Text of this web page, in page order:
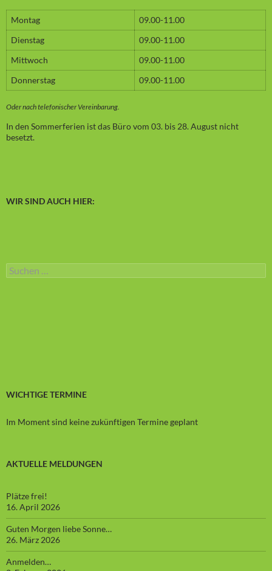
Montag
09.00-11.00
Dienstag
09.00-11.00
Mittwoch
09.00-11.00
Donnerstag
09.00-11.00
Oder nach telefonischer Vereinbarung.
In den Sommerferien ist das Büro vom 03. bis 28. August nicht
besetzt.
WIR SIND AUCH HIER:
Suchen
nach:
WICHTIGE TERMINE
Im Moment sind keine zukünftigen Termine geplant
AKTUELLE MELDUNGEN
Plätze frei!
16. April 2026
Guten Morgen liebe Sonne…
26. März 2026
Anmelden…